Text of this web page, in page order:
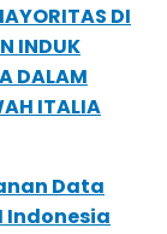
DI
INDUK
DALAM
ITALIA
Data
Indonesia